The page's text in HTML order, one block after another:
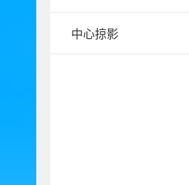
中心掠影